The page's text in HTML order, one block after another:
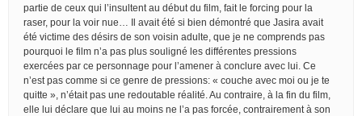
partie de ceux qui l’insultent au début du film, fait le forcing pour la
raser, pour la voir nue… Il avait été si bien démontré que Jasira avait
été victime des désirs de son voisin adulte, que je ne comprends pas
pourquoi le film n’a pas plus souligné les différentes pressions
exercées par ce personnage pour l’amener à conclure avec lui. Ce
n’est pas comme si ce genre de pressions: « couche avec moi ou je te
quitte », n’était pas une redoutable réalité. Au contraire, à la fin du film,
elle lui déclare que lui au moins ne l’a pas forcée, contrairement à son